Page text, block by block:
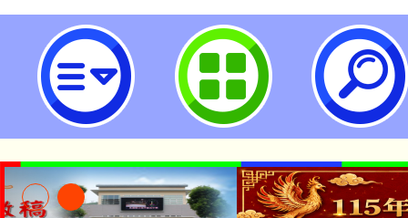
九年級第2次志願選填系統-桃園市